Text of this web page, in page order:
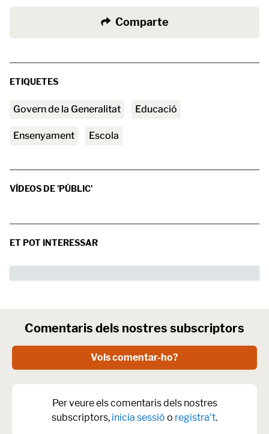
Comparte
ETIQUETES
Govern de la Generalitat educació
ensenyament escola
VÍDEOS DE 'PÚBLIC'
ET POT INTERESSAR
Comentaris dels nostres subscriptors
Vols comentar-ho?
Per veure els comentaris dels nostres
subscriptors, inicia sessió o registra't.